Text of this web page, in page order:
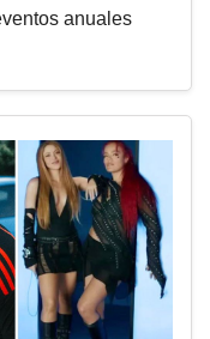
anuales